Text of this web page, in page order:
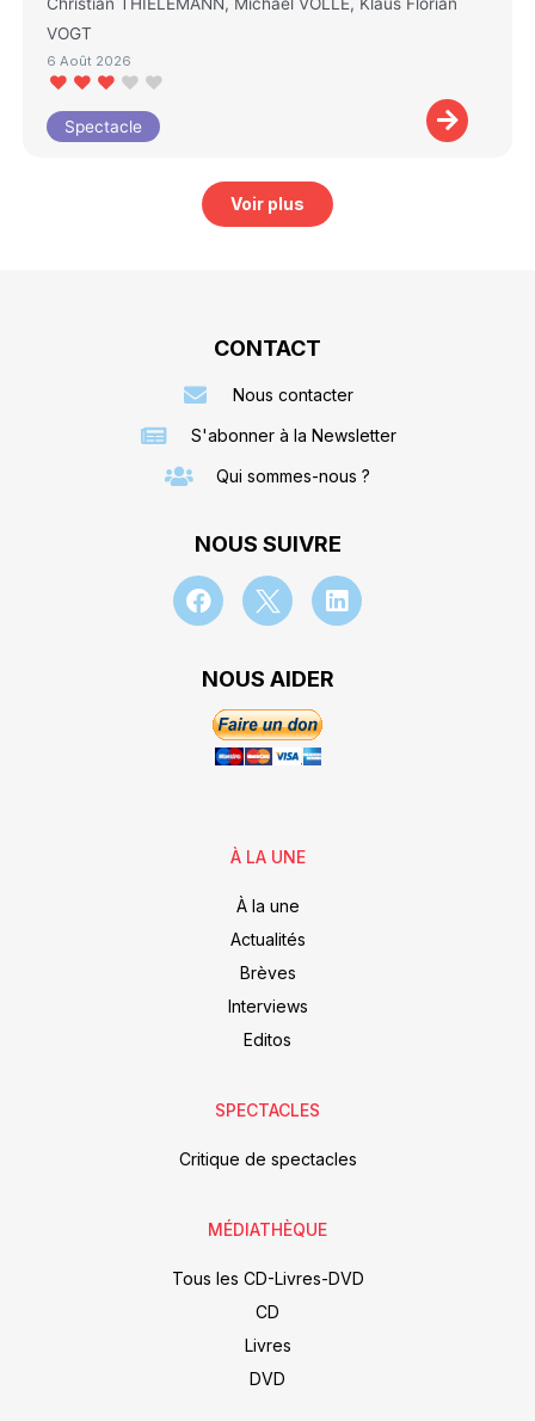
VOGT
6 Août 2026
Spectacle
Voir plus
CONTACT
Nous contacter
S'abonner à la Newsletter
Qui sommes-nous ?
NOUS SUIVRE
NOUS AIDER
À LA UNE
À la une
Actualités
Brèves
Interviews
Editos
SPECTACLES
Critique de spectacles
MÉDIATHÈQUE
Tous les CD-Livres-DVD
CD
Livres
DVD